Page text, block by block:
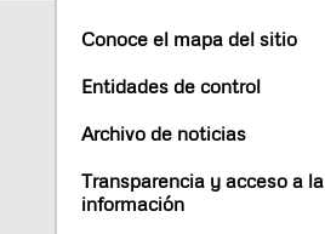
Conoce el mapa del sitio
Entidades de control
Archivo de noticias
Transparencia y acceso a la
información